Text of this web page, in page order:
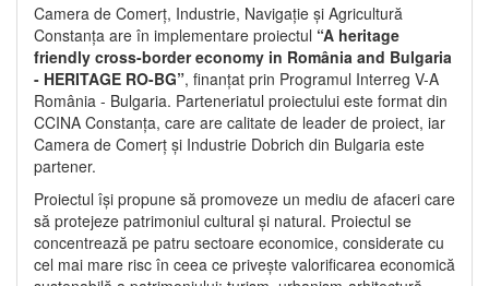
Camera de Comerț, Industrie, Navigație și Agricultură
Constanța are în implementare proiectul “A heritage
friendly cross-border economy in România and Bulgaria
- HERITAGE RO-BG”, finanțat prin Programul Interreg V-A
România - Bulgaria. Parteneriatul proiectului este format din
CCINA Constanța, care are calitate de leader de proiect, iar
Camera de Comerț și Industrie Dobrich din Bulgaria este
partener.
Proiectul își propune să promoveze un mediu de afaceri care
să protejeze patrimoniul cultural și natural. Proiectul se
concentrează pe patru sectoare economice, considerate cu
cel mai mare risc în ceea ce privește valorificarea economică